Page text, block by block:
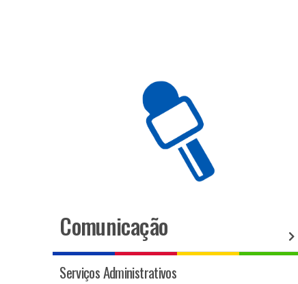
Comunicação
Serviços Administrativos